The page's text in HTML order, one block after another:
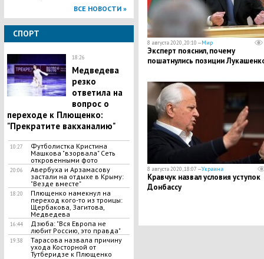
ВСЕ НОВОСТИ »
СПОРТ
18:26
Медведева
резко
ответила на
вопрос о
переходе к Плющенко:
"Прекратите вакханалию"
10:27
Футболистка Кристина
Машкова "взорвала" Сеть
откровенными фото
20:06
Авербуха и Арзамасову
застали на отдыхе в Крыму:
"Везде вместе"
18:20
Плющенко намекнул на
переход кого-то из троицы:
Щербакова, Загитова,
Медведева
16:44
Дзюба: "Вся Европа не
любит Россию, это правда"
19:38
Тарасова назвала причину
ухода Косторной от
Тутберидзе к Плющенко
8 августа 2020, 20:10 —Мир
Эксперт пояснил, почему
пошатнулись позиции
8 августа 2020, 18:07 —Украина
Кравчук назвал условия уступок
Донбассу